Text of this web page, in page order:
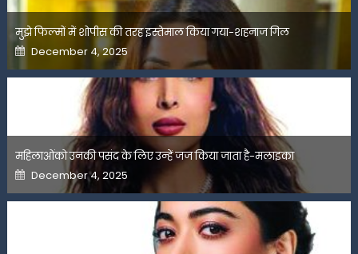
मुझे फिल्मों में शोपीस की तरह इस्तेमाल किया गया-शहनाज गिल
Posted
on
December 4, 2025
महिलाओंको उनकी पसंद के लिए उन्हें जज किया जाता है-मलाइका
Posted
on
December 4, 2025